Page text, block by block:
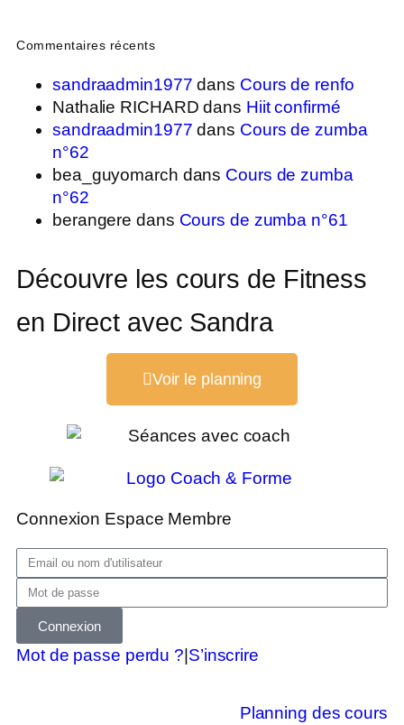
Commentaires récents
sandraadmin1977 dans Cours de renfo
Nathalie RICHARD dans Hiit confirmé
sandraadmin1977 dans Cours de zumba
n°62
bea_guyomarch dans Cours de zumba
n°62
berangere dans Cours de zumba n°61
Découvre les cours de Fitness
en Direct avec Sandra
Voir le planning
Connexion Espace Membre
Connexion
Mot de passe perdu ? S’inscrire
Planning des cours